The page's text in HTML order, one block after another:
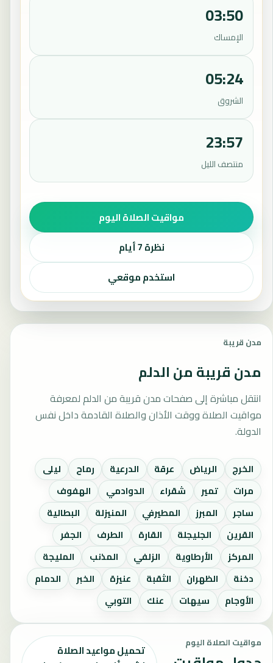
03:50
الإمساك
05:24
الشروق
23:57
منتصف الليل
مواقيت الصلاة اليوم
نظرة 7 أيام
استخدم موقعي
مدن قريبة
مدن قريبة من الدلم
انتقل مباشرة إلى صفحات مدن قريبة من الدلم لمعرفة
مواقيت الصلاة ووقت الأذان والصلاة القادمة داخل نفس
الدولة.
الخرج الرياض عرقة الدرعية رماح
ليلى
مرات
تمير شقراء الدوادمي
الهفوف
ساجر
المبرز المطيرفي المنيزلة
البطالية
القرين
الجليجلة القارة الطرف
الجفر
المركز
الأرطاوية الزلفي المذنب
المليجة
دخنة
الظهران الثقبة عنيزة الخبر
الدمام
الأوجام
سيهات عنك التوبي
مواقيت الصلاة اليوم
تحميل مواعيد الصلاة